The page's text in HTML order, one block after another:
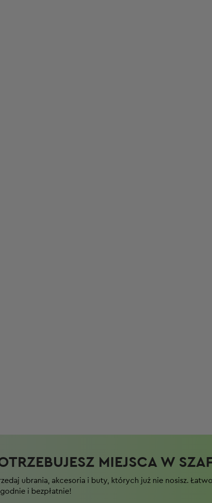
MIEJSCA W
ubrania, akcesoria i buty, których już nie nosisz. Łatwo,
i bezpłatnie!